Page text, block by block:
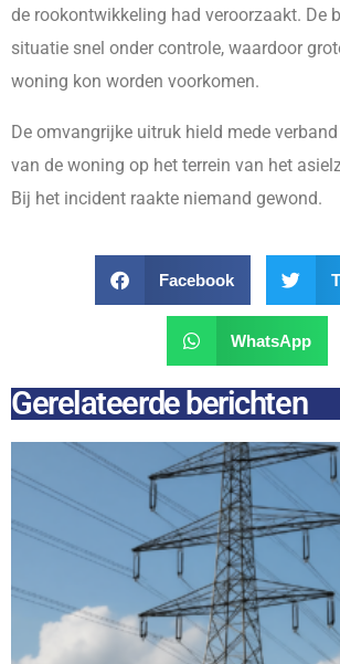
de rookontwikkeling had veroorzaakt. De
situatie snel onder controle, waardoor
woning kon worden voorkomen.
De omvangrijke uitruk hield mede
van de woning op het terrein van het
Bij het incident raakte niemand gewond.
Facebook
WhatsApp
Gerelateerde berichten